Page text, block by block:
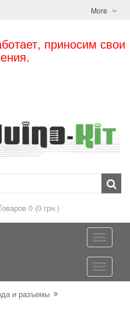
More
приносим свои
0 (0 грн.)
и разъемы